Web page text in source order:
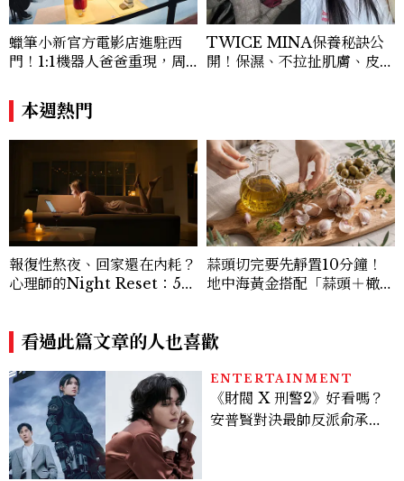
蠟筆小新官方電影店進駐西
門！1:1機器人爸爸重現，周
TWICE MINA保養秘訣公
開！保濕、不拉扯肌膚、皮拉
本週熱門
報復性熬夜、回家還在內耗？
心理師的Night Reset：5個
蒜頭切完要先靜置10分鐘！
地中海黃金搭配「蒜頭＋橄欖
看過此篇文章的人也喜歡
ENTERTAINMENT
《財閥 X 刑警2》好看嗎？
安普賢對決最帥反派俞承